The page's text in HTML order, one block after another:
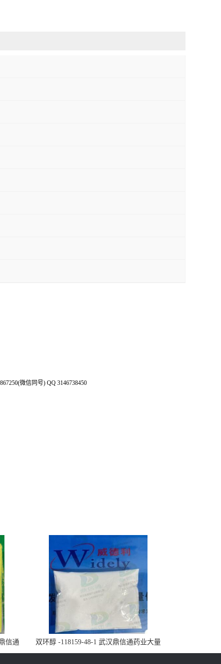
微信同号) QQ 3146738450
信通
双环醇 -118159-48-1 武汉鼎信通药业大量
现货供应